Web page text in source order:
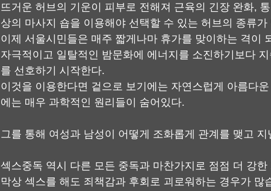
뜨거운 허브의 기운이 피부로 전해져 근육의 긴장 완화,
상의 마사지 숍을 이용해야 선택할 수 있는 허브의 종류가
이제 서울시민들은 매주 짧게나마 휴가를 맞이하는 격이
자극적이고 일탈적인 밤문화에 에너지를 소진하기보다
를 선호하기 시작한다.
이것을 이용한다면 겉으로 보기에는 자연스럽게 아름다
에는 매우 과학적인 원리들이 숨어있다.
그를 통해 여성과 남성이 어떻게 조화롭게 관계를 맺고
섹스중독 역시 다른 모든 중독과 마찬가지로 점점 더 강
막상 섹스를 해도 죄책감과 후회로 괴로워하는 경우가 많